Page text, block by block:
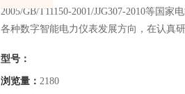
2005/GB/T11150-2001/JJG307-2010等国
各种数字智能电力仪表发展方向，在认真
型号：
浏览量： 2180